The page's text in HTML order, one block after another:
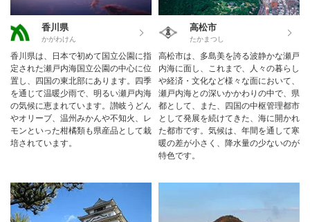
香川県
かがわけん
香川県は、日本で初めて国立公園に指
定された瀬戸内海国立公園の中心に位
置し、四国の東北部にあります。四季
を通じて温暖少雨で、明るい瀬戸内海
の気候に恵まれています。讃岐うどん
やオリーブ、温州みかんや不知火、レ
モンといった柑橘類も県産品として栽
培されています。
高松市
たかまつし
高松市は、多島美を誇る波静かな瀬戸
内海に面し、これまで、人々の暮らし
や経済・文化など様々な面において、
瀬戸内海との深いかかわりの中で、県
都として、また、四国の中枢管理都市
として発展を続けてきた、海に開かれ
た都市です。気候は、年間を通して寒
暖の差が小さく、降水量の少ないのが
特色です。